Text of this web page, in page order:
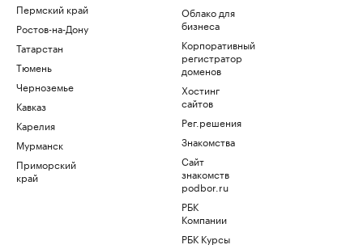
Пермский край
Ростов-на-Дону
Татарстан
Тюмень
Черноземье
Кавказ
Карелия
Мурманск
Приморский
край
Облако для
бизнеса
Корпоративный
регистратор
доменов
Хостинг
сайтов
Рег.решения
Знакомства
Сайт
знакомств
podbor.ru
РБК
Компании
РБК Курсы